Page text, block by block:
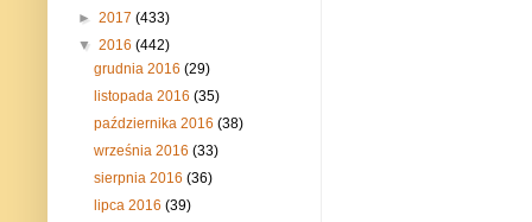
► 2017 (433)
▼ 2016 (442)
grudnia 2016(29)
listopada 2016(35)
października 2016(38)
września 2016(33)
sierpnia 2016(36)
lipca 2016(39)